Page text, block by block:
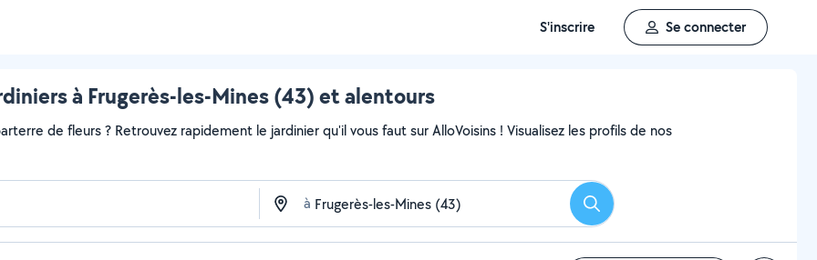
S'inscrire Se connecter
à Frugerès-les-Mines (43) et alentours
de fleurs ? Retrouvez rapidement le jardinier qu'il vous faut sur AlloVoisins ! Visualisez les profils de nos
à Rechercher